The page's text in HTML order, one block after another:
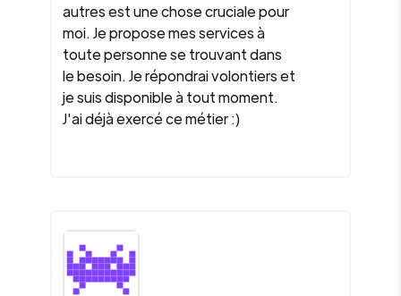
autres est une chose cruciale pour
moi. Je propose mes services à
toute personne se trouvant dans
le besoin. Je répondrai volontiers et
je suis disponible à tout moment.
J'ai déjà exercé ce métier :)